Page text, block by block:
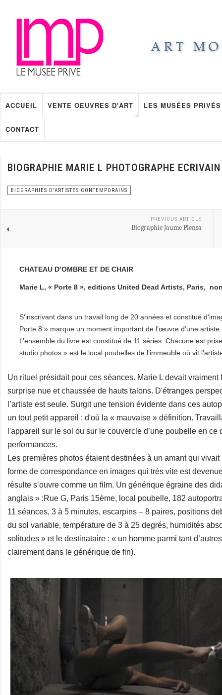
ACCUEIL VENTE OEUVRES D'ART LES MUSÉES PRIVÉS
CONTACT
BIOGRAPHIE MARIE L PHOTOGRAPHE ECRIVAIN
BIOGRAPHIES D'ARTISTES CONTEMPORAINS
PREVIOUS ARTICLE
Biographie Jaume Plensa
CHATEAU D’OMBRE ET DE CHAIR
Marie L, « Porte 8 », editions United Dead Artists, Paris,
S'inscrivant dans un travail long de 20 années et constitué
Porte 8 » marque un moment important de l’œuvre d’une
L’ensemble du livre est constitué de 11 séries. Chacune est
studio photos » est le local poubelles de l’immeuble où vit
Un rituel présidait pour ces séances. Marie L devait
surprise nue et chaussée de hauts talons. D'étranges
l’artiste est seule. Surgit une tension évidente dans ces
un tout petit appareil : d'où la « mauvaise » définition.
l'appareil sur le sol ou sur le couvercle d’une poubelle en ce
performances.
Les premières photos étaient destinées à un amant qui
forme de correspondance en images qui très vite est
résulte s’ouvre comme un film. Un générique égraine des
anglais » :Rue G, Paris 15ème, local poubelle, 182
11 séances, 3 à 5 minutes, escarpins – 8 paires, positions
du sol variable, température de 3 à 25 degrés, humidités
solitudes » et le destinataire : « un homme parmi tant
clairement dans le générique de fin).